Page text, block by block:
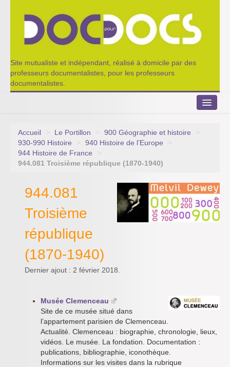
Site mutualiste et indépendant, réalisé à domicile par des
professeurs documentalistes, pour les professeurs
documentalistes.
Le Portillon
Agenda 2022-2023
Accueil > Le Portillon > 900 Géographie et histoire
>
930-990 Histoire
> 940 Histoire de l’Europe
>
944 Histoire de France
>
944.081 Troisième république (1870-1940)
944.081
Troisième
république
(1870-1940)
Dernier ajout : 2 février 2018.
Musée Clemenceau
Site de ce musée situé dans
l’appartement parisien de Clemenceau.
Actualité. Clemenceau : biographie, chronologie, lieux,
vidéos. Le musée. La fondation. Documentation :
publications, bibliographie, iconothèque.
Informations sur les visites dans la rubrique